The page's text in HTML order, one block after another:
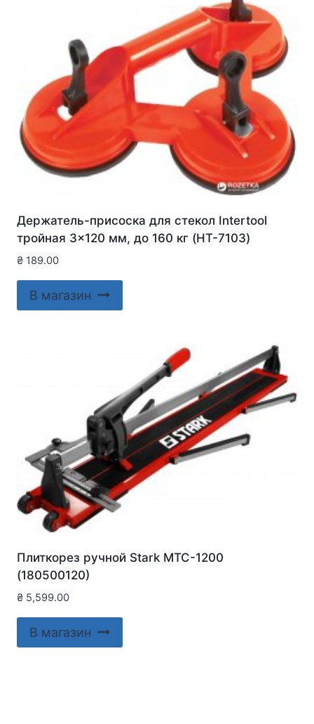
Держатель-присоска для стекол Intertool
тройная 3×120 мм, до 160 кг (HT-7103)
₴ 189.00
В магазин
Плиткорез ручной Stark MTC-1200
(180500120)
₴ 5,599.00
В магазин